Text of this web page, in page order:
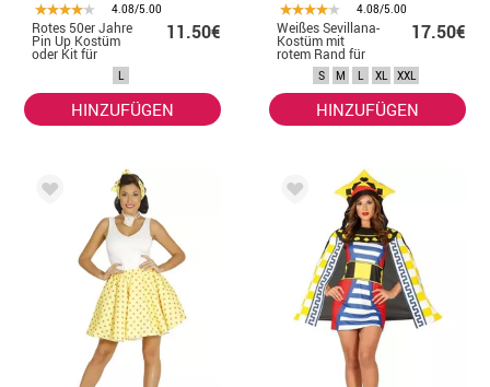
4.08/5.00
Rotes 50er Jahre
Pin Up Kostüm
oder Kit für
Damen: Rock und
11.50€
L
HINZUFÜGEN
4.08/5.00
Weißes Sevillana-
Kostüm mit
rotem Rand für
Damen
17.50€
S M L XL XXL
HINZUFÜGEN